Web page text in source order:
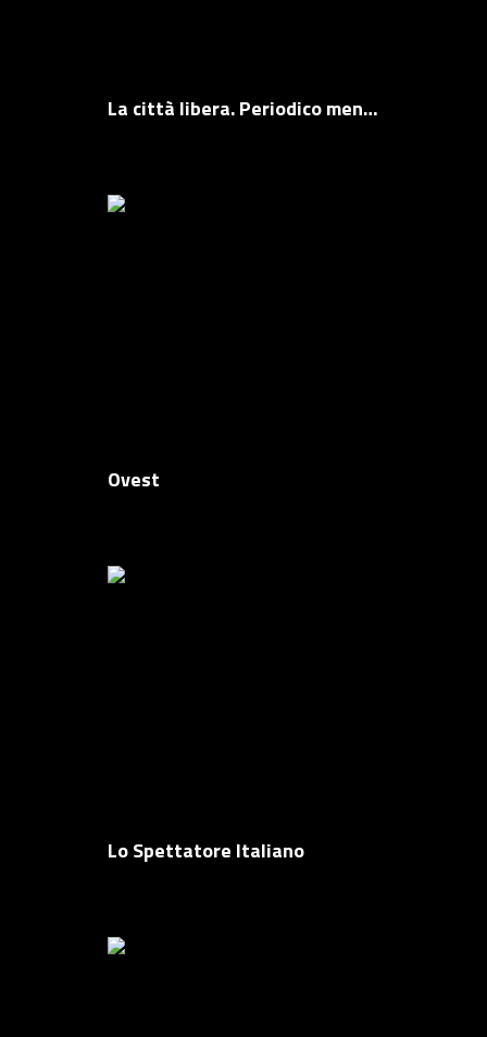
La città libera. Periodico mensile della sezione romana del Partito Radicale
Ovest
Lo Spettatore Italiano